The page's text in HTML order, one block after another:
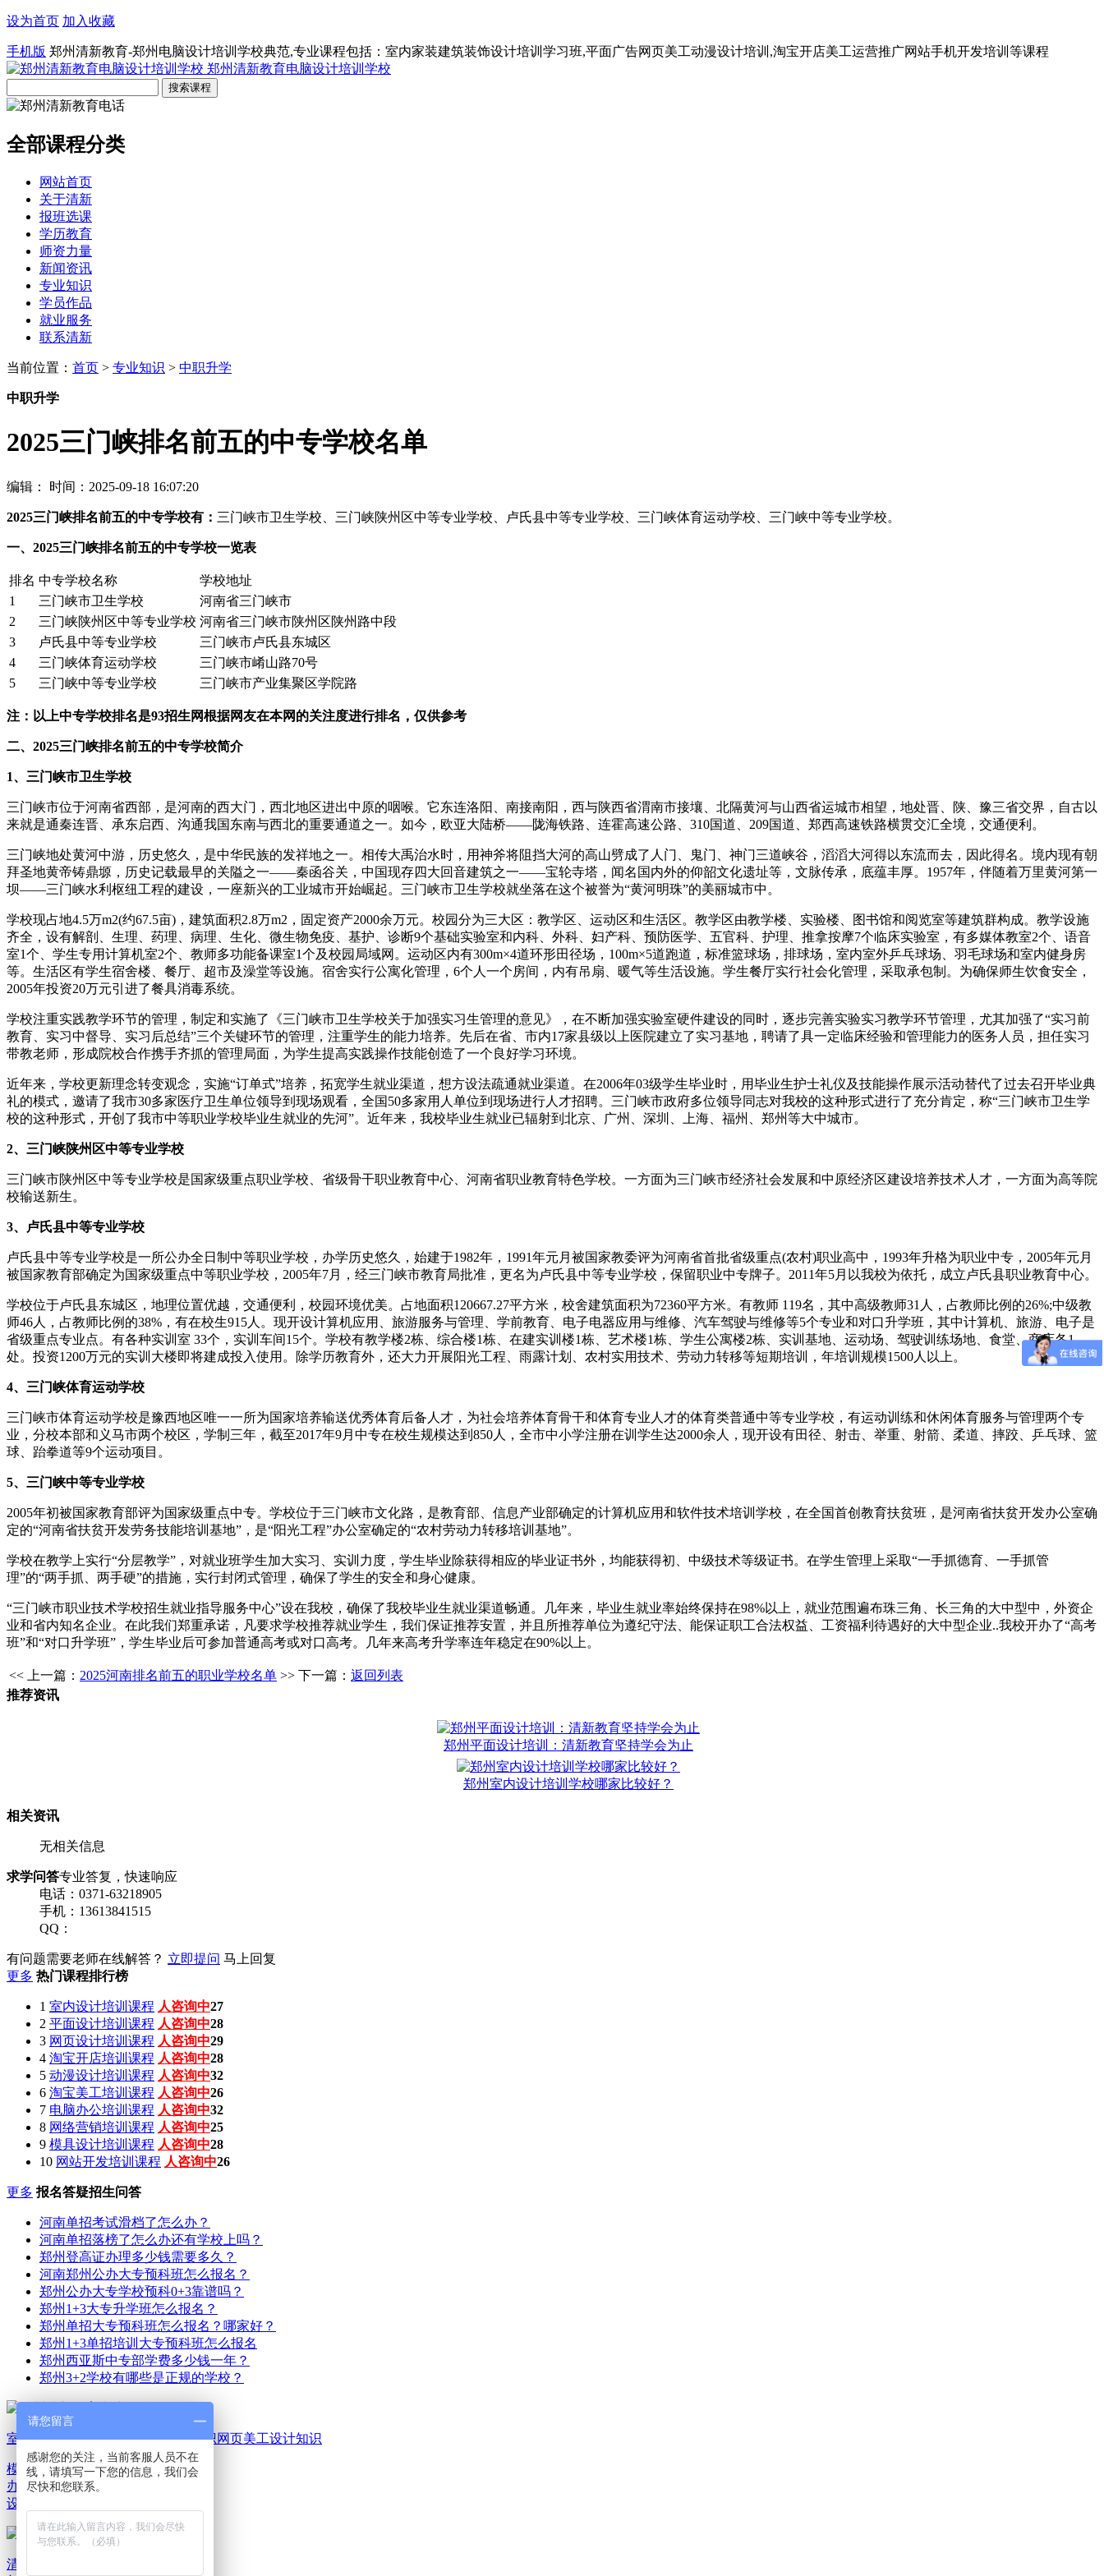
设为首页 加入收藏
手机版 郑州清新教育-郑州电脑设计培训学校典范,专业课程包括：室内家装建筑装饰设计培训学习班,平面广告网页美工动漫设计培训,淘宝开店美工运营推广网站手机开发培训等课程
郑州清新教育电脑设计培训学校
全部课程分类
网站首页
关于清新
报班选课
学历教育
师资力量
新闻资讯
专业知识
学员作品
就业服务
联系清新
当前位置： 首页 > 专业知识 > 中职升学
中职升学
2025三门峡排名前五的中专学校名单
编辑： 时间：2025-09-18 16:07:20
2025三门峡排名前五的中专学校有： 三门峡市卫生学校、三门峡陕州区中等专业学校、卢氏县中等专业学校、三门峡体育运动学校、三门峡中等专业学校。
一、2025三门峡排名前五的中专学校一览表
排名 中专学校名称
学校地址
1
三门峡市卫生学校
河南省三门峡市
2
三门峡陕州区中等专业学校 河南省三门峡市陕州区陕州路中段
3
卢氏县中等专业学校
三门峡市卢氏县东城区
4
三门峡体育运动学校
三门峡市崤山路70号
5
三门峡中等专业学校 三门峡市产业集聚区学院路
注：以上中专学校排名是93招生网根据网友在本网的关注度进行排名，仅供参考
二、2025三门峡排名前五的中专学校简介
1、三门峡市卫生学校
三门峡市位于河南省西部，是河南的西大门，西北地区进出中原的咽喉。它东连洛阳、南接南阳，西与陕西省渭南市接壤、北隔黄河与山西省运城市相望，地处晋、陕、豫三省交界，自古以
来就是通秦连晋、承东启西、沟通我国东南与西北的重要通道之一。如今，欧亚大陆桥——陇海铁路、连霍高速公路、310国道、209国道、郑西高速铁路横贯交汇全境，交通便利。
三门峡地处黄河中游，历史悠久，是中华民族的发祥地之一。相传大禹治水时，用神斧将阻挡大河的高山劈成了人门、鬼门、神门三道峡谷，滔滔大河得以东流而去，因此得名。境内现有朝
拜圣地黄帝铸鼎塬，历史记载最早的关隘之一——秦函谷关，中国现存四大回音建筑之一——宝轮寺塔，闻名国内外的仰韶文化遗址等，文脉传承，底蕴丰厚。1957年，伴随着万里黄河第一
坝——三门峡水利枢纽工程的建设，一座新兴的工业城市开始崛起。三门峡市卫生学校就坐落在这个被誉为“黄河明珠”的美丽城市中。
学校现占地4.5万m2(约67.5亩)，建筑面积2.8万m2，固定资产2000余万元。校园分为三大区：教学区、运动区和生活区。教学区由教学楼、实验楼、图书馆和阅览室等建筑群构成。教学设施
齐全，设有解剖、生理、药理、病理、生化、微生物免疫、基护、诊断9个基础实验室和内科、外科、妇产科、预防医学、五官科、护理、推拿按摩7个临床实验室，有多媒体教室2个、语音
室1个、学生专用计算机室2个、教师多功能备课室1个及校园局域网。运动区内有300m×4道环形田径场，100m×5道跑道，标准篮球场，排球场，室内室外乒乓球场、羽毛球场和室内健身房
等。生活区有学生宿舍楼、餐厅、超市及澡堂等设施。宿舍实行公寓化管理，6个人一个房间，内有吊扇、暖气等生活设施。学生餐厅实行社会化管理，采取承包制。为确保师生饮食安全，
2005年投资20万元引进了餐具消毒系统。
学校注重实践教学环节的管理，制定和实施了《三门峡市卫生学校关于加强实习生管理的意见》，在不断加强实验室硬件建设的同时，逐步完善实验实习教学环节管理，尤其加强了“实习前
教育、实习中督导、实习后总结”三个关键环节的管理，注重学生的能力培养。先后在省、市内17家县级以上医院建立了实习基地，聘请了具一定临床经验和管理能力的医务人员，担任实习
带教老师，形成院校合作携手齐抓的管理局面，为学生提高实践操作技能创造了一个良好学习环境。
近年来，学校更新理念转变观念，实施“订单式”培养，拓宽学生就业渠道，想方设法疏通就业渠道。在2006年03级学生毕业时，用毕业生护士礼仪及技能操作展示活动替代了过去召开毕业典
礼的模式，邀请了我市30多家医疗卫生单位领导到现场观看，全国50多家用人单位到现场进行人才招聘。三门峡市政府多位领导同志对我校的这种形式进行了充分肯定，称“三门峡市卫生学
校的这种形式，开创了我市中等职业学校毕业生就业的先河”。近年来，我校毕业生就业已辐射到北京、广州、深圳、上海、福州、郑州等大中城市。
2、三门峡陕州区中等专业学校
三门峡市陕州区中等专业学校是国家级重点职业学校、省级骨干职业教育中心、河南省职业教育特色学校。一方面为三门峡市经济社会发展和中原经济区建设培养技术人才，一方面为高等院
校输送新生。
3、卢氏县中等专业学校
卢氏县中等专业学校是一所公办全日制中等职业学校，办学历史悠久，始建于1982年，1991年元月被国家教委评为河南省首批省级重点(农村)职业高中，1993年升格为职业中专，2005年元月
被国家教育部确定为国家级重点中等职业学校，2005年7月，经三门峡市教育局批准，更名为卢氏县中等专业学校，保留职业中专牌子。2011年5月以我校为依托，成立卢氏县职业教育中心。
学校位于卢氏县东城区，地理位置优越，交通便利，校园环境优美。占地面积120667.27平方米，校舍建筑面积为72360平方米。有教师 119名，其中高级教师31人，占教师比例的26%;中级教
师46人，占教师比例的38%，有在校生915人。现开设计算机应用、旅游服务与管理、学前教育、电子电器应用与维修、汽车驾驶与维修等5个专业和对口升学班，其中计算机、旅游、电子是
省级重点专业点。有各种实训室 33个，实训车间15个。学校有教学楼2栋、综合楼1栋、在建实训楼1栋、艺术楼1栋、学生公寓楼2栋、实训基地、运动场、驾驶训练场地、食堂、商店各1
处。投资1200万元的实训大楼即将建成投入使用。除学历教育外，还大力开展阳光工程、雨露计划、农村实用技术、劳动力转移等短期培训，年培训规模1500人以上。
4、三门峡体育运动学校
三门峡市体育运动学校是豫西地区唯一一所为国家培养输送优秀体育后备人才，为社会培养体育骨干和体育专业人才的体育类普通中等专业学校，有运动训练和休闲体育服务与管理两个专
业，分校本部和义马市两个校区，学制三年，截至2017年9月中专在校生规模达到850人，全市中小学注册在训学生达2000余人，现开设有田径、射击、举重、射箭、柔道、摔跤、乒乓球、篮
球、跆拳道等9个运动项目。
5、三门峡中等专业学校
2005年初被国家教育部评为国家级重点中专。学校位于三门峡市文化路，是教育部、信息产业部确定的计算机应用和软件技术培训学校，在全国首创教育扶贫班，是河南省扶贫开发办公室确
定的“河南省扶贫开发劳务技能培训基地”，是“阳光工程”办公室确定的“农村劳动力转移培训基地”。
学校在教学上实行“分层教学”，对就业班学生加大实习、实训力度，学生毕业除获得相应的毕业证书外，均能获得初、中级技术等级证书。在学生管理上采取“一手抓德育、一手抓管
理”的“两手抓、两手硬”的措施，实行封闭式管理，确保了学生的安全和身心健康。
“三门峡市职业技术学校招生就业指导服务中心”设在我校，确保了我校毕业生就业渠道畅通。几年来，毕业生就业率始终保持在98%以上，就业范围遍布珠三角、长三角的大中型中，外资企
业和省内知名企业。在此我们郑重承诺，凡要求学校推荐就业学生，我们保证推荐安置，并且所推荐单位为遵纪守法、能保证职工合法权益、工资福利待遇好的大中型企业..我校开办了“高考
班”和“对口升学班”，学生毕业后可参加普通高考或对口高考。几年来高考升学率连年稳定在90%以上。
<< 上一篇： 2025河南排名前五的职业学校名单 >> 下一篇： 返回列表
推荐资讯
郑州平面设计培训：清新教育坚持学会为止
郑州室内设计培训学校哪家比较好？
相关资讯
无相关信息
求学问答专业答复，快速响应
电话：0371-63218905
手机：13613841515
QQ：
有问题需要老师在线解答？ 立即提问 马上回复
更多 热门课程排行榜
1 室内设计培训课程 人咨询中26
2 平面设计培训课程 人咨询中29
3 网页设计培训课程 人咨询中33
4 淘宝开店培训课程 人咨询中33
5 动漫设计培训课程 人咨询中32
6 淘宝美工培训课程 人咨询中30
7 电脑办公培训课程 人咨询中26
8 网络营销培训课程 人咨询中26
9 模具设计培训课程 人咨询中26
10 网站开发培训课程 人咨询中28
更多 报名答疑招生问答
河南单招考试滑档了怎么办？
河南单招落榜了怎么办还有学校上吗？
郑州登高证办理多少钱需要多久？
河南郑州公办大专预科班怎么报名？
郑州公办大专学校预科0+3靠谱吗？
郑州1+3大专升学班怎么报名？
郑州单招大专预科班怎么报名？哪家好？
郑州1+3单招培训大专预科班怎么报名
郑州西亚斯中专部学费多少钱一年？
郑州3+2学校有哪些是正规的学校？
室内家装设计知识平面广告设计知识网页美工设计知识
模具机械设计知识电脑
办公文秘知识游戏动漫
设计知识
清新教育新闻资讯
请您留言
感谢您的关注，当前客服人员不在
线，请填写一下您的信息，我们会
尽快和您联系。